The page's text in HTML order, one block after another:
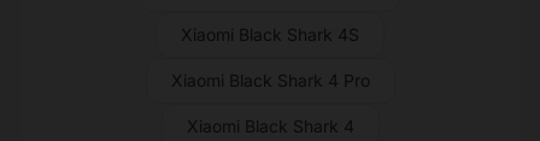
Xiaomi Black Shark 4S
Xiaomi Black Shark 4 Pro
Xiaomi Black Shark 4